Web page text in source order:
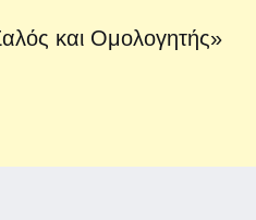
και Ομολογητής»